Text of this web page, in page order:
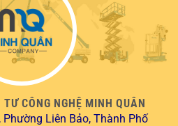
CÔNG NGHỆ MINH QUÂN
Phường Liên Bảo, Thành Phố